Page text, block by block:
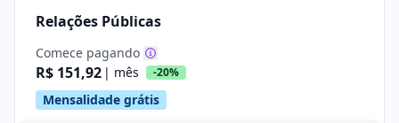
Relações Públicas
Comece pagando
R$ 151,92 | mês -20%
Mensalidade grátis